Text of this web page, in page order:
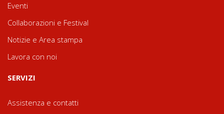
Eventi
Collaborazioni e Festival
Notizie e Area stampa
Lavora con noi
SERVIZI
Assistenza e contatti